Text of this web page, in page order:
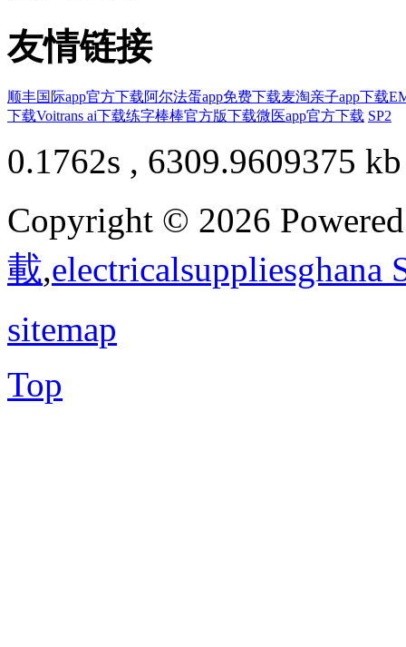
友情链接
顺丰国际app官方下载阿尔法蛋app免费下载麦淘亲子app下载
下载Voitrans ai下载练字棒棒官方版下载微医app官方下载 SP2
0.1762s , 6309.9609375 kb
Copyright © 2026
載,electricalsuppliesghana
sitemap
Top